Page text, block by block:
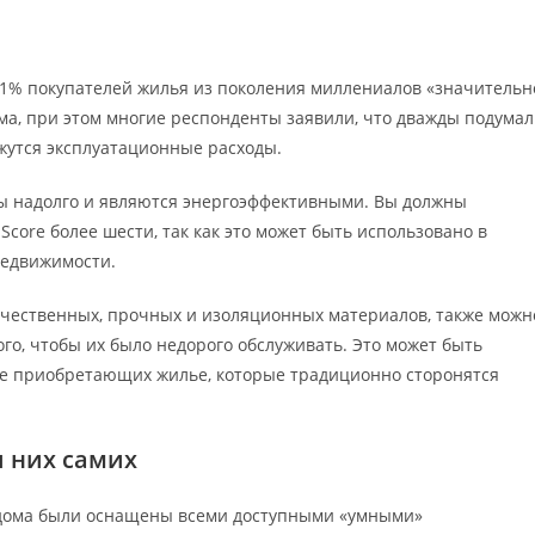
покупателей жилья из поколения миллениалов
при этом многие респонденты заявили, что дважды
эксплуатационные расходы.
надолго и являются энергоэффективными. Вы должны
более шести, так как это может быть использовано в
прочных и изоляционных материалов, также
чтобы их было недорого обслуживать. Это может быть
приобретающих жилье, которые традиционно сторонятся
них самих
были оснащены всеми доступными «умными»